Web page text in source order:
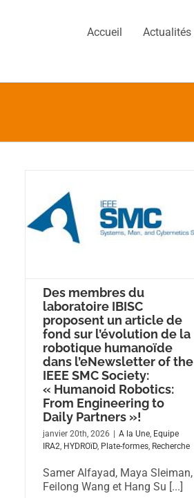
Accueil Actualités
Des membres du
laboratoire IBISC
proposent un article de
fond sur l’évolution de la
robotique humanoïde
dans l’eNewsletter of the
IEEE SMC Society:
« Humanoid Robotics:
From Engineering to
Daily Partners »!
janvier 20th, 2026 | A la Une Equipe
IRA2 HYDROïD, Plate-formes Recherche
Samer Alfayad, Maya Sleiman,
Feilong Wang et Hang Su [...]